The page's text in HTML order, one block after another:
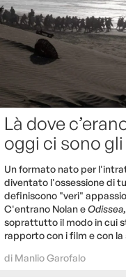
Là dove
oggi ci sono
Un formato nato per
diventato l'ossessione di
definiscono "veri"
C'entrano Nolan eOdissea
soprattutto il modo in cui
rapporto con i film e con la
di Manlio Garofalo